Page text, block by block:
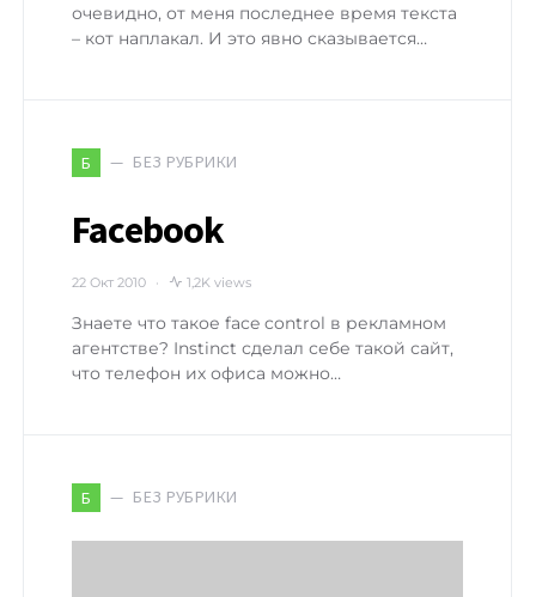
очевидно, от меня последнее время текста
– кот наплакал. И это явно сказывается…
Б БЕЗ РУБРИКИ
Facebook
22 Окт 2010 1,2K views
Знаете что такое face control в рекламном
агентстве? Instinct сделал себе такой сайт,
что телефон их офиса можно…
Б БЕЗ РУБРИКИ